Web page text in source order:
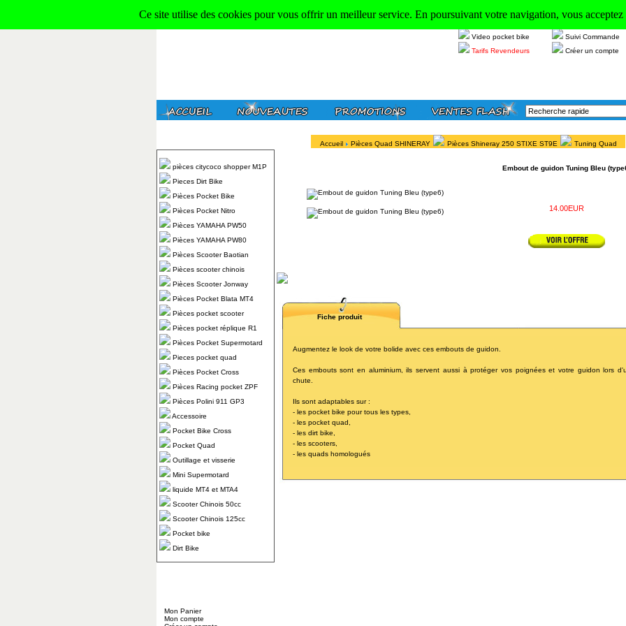
Video pocket bike
Tarifs Revendeurs
Se connecter
Suivi Commande
Créer un compte
pièces citycoco shopper M1P
Pieces Dirt Bike
Pièces Pocket Bike
Pièces Pocket Nitro
Pièces YAMAHA PW50
Pièces YAMAHA PW80
Pièces Scooter Baotian
Pièces scooter chinois
Pièces Scooter Jonway
Pièces Pocket Blata MT4
Pièces pocket scooter
Pièces pocket réplique R1
Pièces Pocket Supermotard
Pieces pocket quad
Pièces Pocket Cross
Pièces Racing pocket ZPF
Pièces Polini 911 GP3
Accessoire
Pocket Bike Cross
Pocket Quad
Outillage et visserie
Mini Supermotard
liquide MT4 et MTA4
Scooter Chinois 50cc
Scooter Chinois 125cc
Pocket bike
Dirt Bike
Mon Panier
Mon compte
Accueil Pièces Quad SHINERAY Pièces Shineray 250 STIXE ST9E Tuning Quad
Embout de guidon Tuning Bleu
14.00EUR
Fiche produit
Augmentez le look de votre bolide avec ces embouts de guidon.
Ces embouts sont en aluminium, ils servent aussi à protéger vos poignées et votre guidon lors
chute.
Ils sont adaptables sur :
- les pocket bike pour tous les types,
- les pocket quad,
- les dirt bike,
- les scooters,
- les quads homologués
Ce site utilise des cookies pour vous offrir un meilleur service. En poursuivant votre navigation, vous acceptez